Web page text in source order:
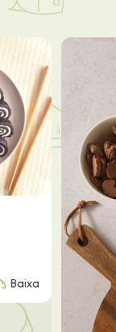
Baixa